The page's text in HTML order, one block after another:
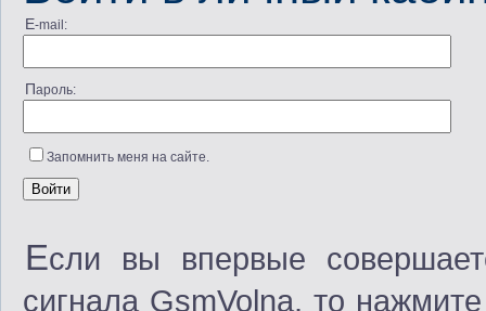
E-mail:
Пароль:
Запомнить меня на сайте.
Если вы впервые
сигнала GsmVolna, то